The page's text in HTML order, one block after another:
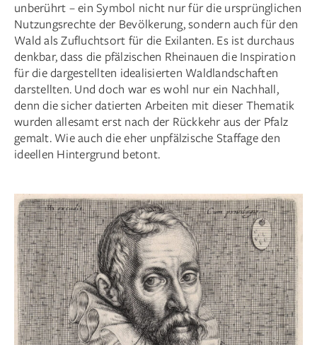
unberührt – ein Symbol nicht nur für die ursprünglichen
Nutzungsrechte der Bevölkerung, sondern auch für den
Wald als Zufluchtsort für die Exilanten. Es ist durchaus
denkbar, dass die pfälzischen Rheinauen die Inspiration
für die dargestellten idealisierten Waldlandschaften
darstellten. Und doch war es wohl nur ein Nachhall,
denn die sicher datierten Arbeiten mit dieser Thematik
wurden allesamt erst nach der Rückkehr aus der Pfalz
gemalt. Wie auch die eher unpfälzische Staffage den
ideellen Hintergrund betont.